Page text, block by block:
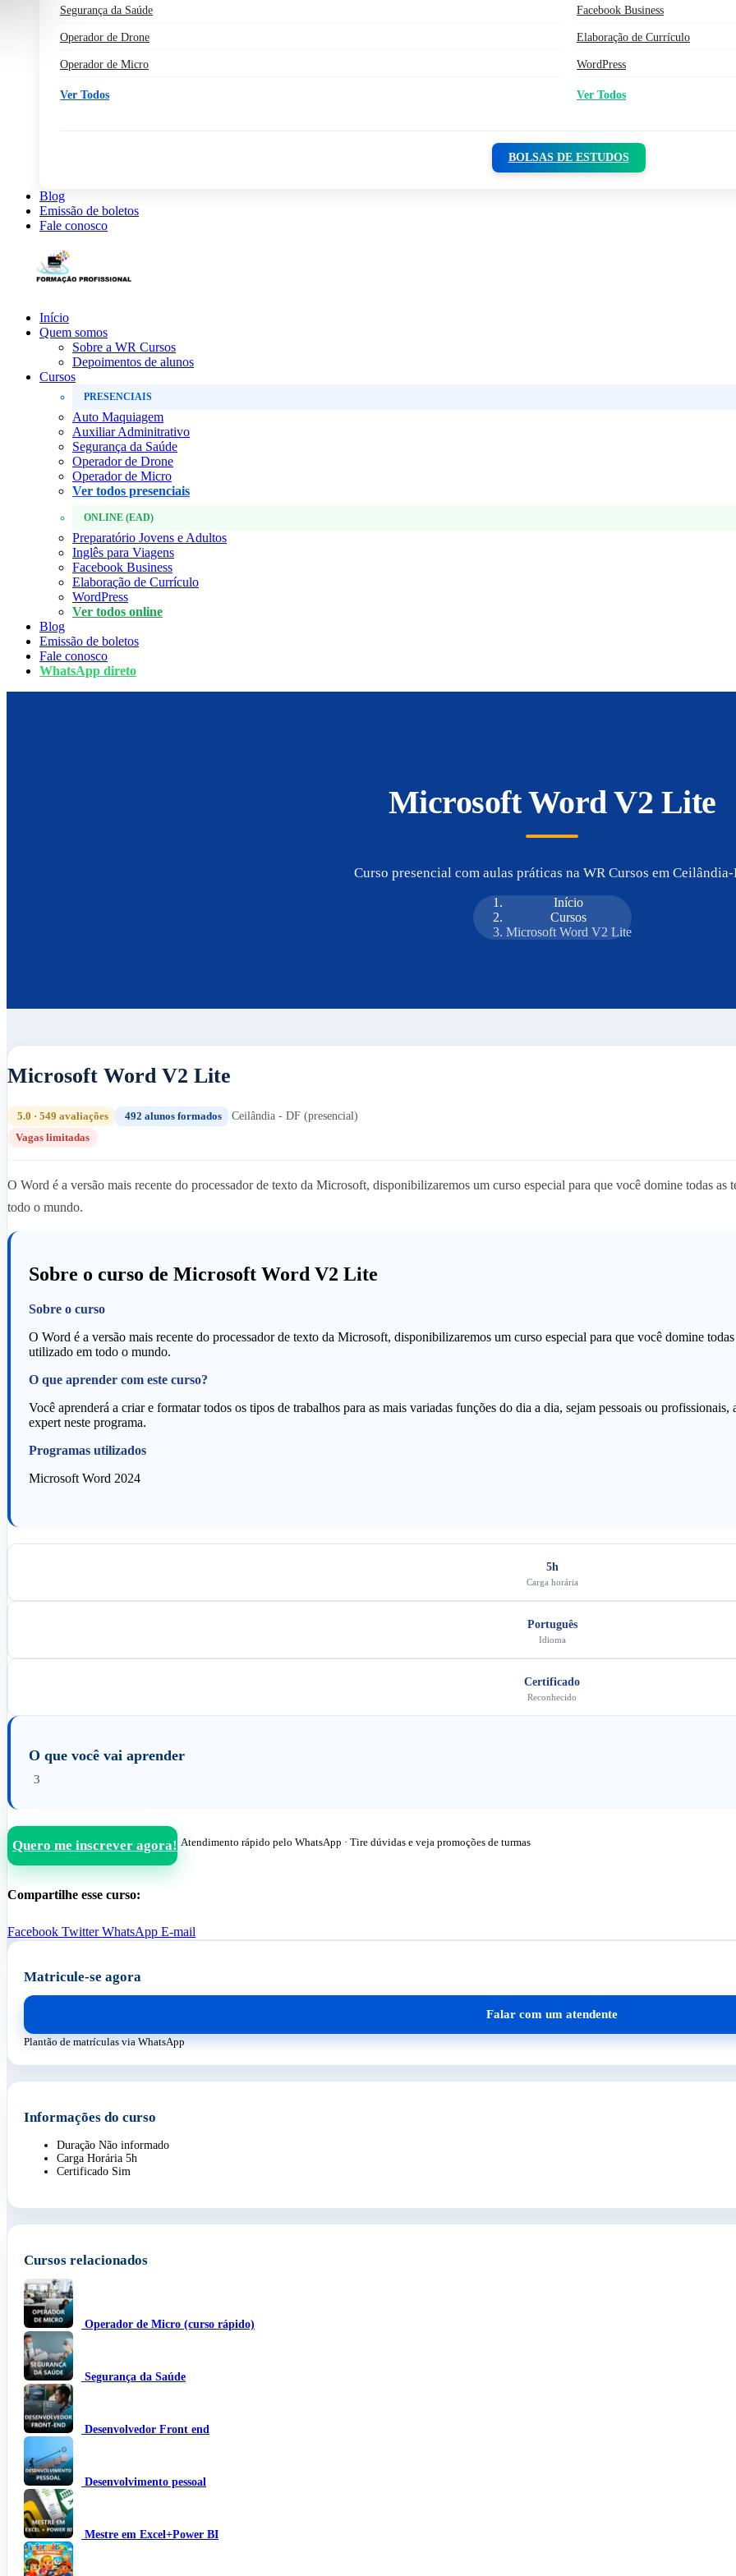
Segurança da Saúde
Operador de Drone
Operador de Micro
Ver Todos
Facebook Business
Elaboração de Currículo
WordPress
Ver Todos
BOLSAS DE ESTUDOS
Blog
Emissão de boletos
Fale conosco
Início
Quem somos
Sobre a WR Cursos
Depoimentos de alunos
Cursos
PRESENCIAIS
Auto Maquiagem
Auxiliar Adminitrativo
Segurança da Saúde
Operador de Drone
Operador de Micro
Ver todos presenciais
ONLINE (EAD)
Preparatório Jovens e Adultos
Inglês para Viagens
Facebook Business
Elaboração de Currículo
WordPress
Ver todos online
Blog
Emissão de boletos
Fale conosco
WhatsApp direto
Microsoft Word V2 Lite
Curso presencial com aulas práticas na WR Cursos em Ceilândia-
Início
Cursos
Microsoft Word V2 Lite
Microsoft Word V2 Lite
5.0 · 549 avaliações 492 alunos formados
Ceilândia - DF (presencial)
Vagas limitadas
O Word é a versão mais recente do processador de texto da Microsoft, disponibilizaremos um curso especial para que você domine todas
todo o mundo.
Sobre o curso de Microsoft Word V2 Lite
Sobre o curso
O Word é a versão mais recente do processador de texto da Microsoft, disponibilizaremos um curso especial para que você domine
utilizado em todo o mundo.
O que aprender com este curso?
Você aprenderá a criar e formatar todos os tipos de trabalhos para as mais variadas funções do dia a dia, sejam pessoais ou
expert neste programa.
Programas utilizados
Microsoft Word 2024
5h
Carga horária
Português
Idioma
Certificado
Reconhecido
O que você vai aprender
3
Quero me inscrever agora! Atendimento rápido pelo WhatsApp · Tire dúvidas e veja promoções de turmas
Compartilhe esse curso:
Facebook TwitterWhatsApp E-mail
Matricule-se agora
Falar com um atendente
Plantão de matrículas via WhatsApp
Informações do curso
Duração Não informado
Carga Horária 5h
Certificado Sim
Cursos relacionados
Operador de Micro (curso rápido)
Segurança da Saúde
Desenvolvedor Front end
Desenvolvimento pessoal
Mestre em Excel+Power BI